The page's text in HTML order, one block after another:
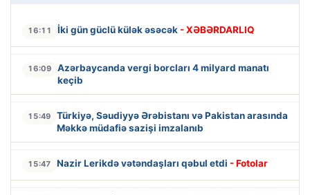
16:11 İki gün güclü külək əsəcək - XƏBƏRDARLIQ
16:09
Azərbaycanda vergi borcları 4 milyard manatı
keçib
15:49
Türkiyə, Səudiyyə Ərəbistanı və Pakistan arasında
Məkkə müdafiə sazişi imzalanıb
15:47 Nazir Lerikdə vətəndaşları qəbul etdi - Fotolar